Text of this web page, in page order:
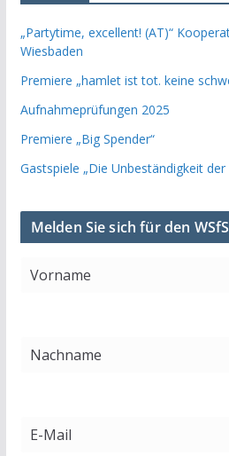
„Partytime, excellent! (AT)“
Wiesbaden
Premiere „hamlet ist tot. keine
Aufnahmeprüfungen 2025
Premiere „Big Spender“
Gastspiele „Die Unbeständigkeit der
Melden Sie sich für den